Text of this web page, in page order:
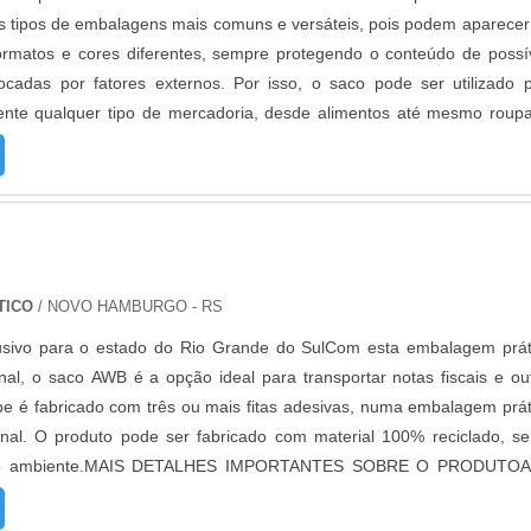
tipos de embalagens mais comuns e versáteis, pois podem
e cores diferentes, sempre protegendo o conteúdo de
por fatores externos. Por isso, o saco pode ser utilizado
qualquer tipo de mercadoria, desde alimentos até mesmo
disso, a empresa personaliza com etiqueta adesiva, assim o
embalagem personalizada produzindo pequenas quantidades com
para realçar o produto.MAIS INFORMAÇÕES
tempo. É por isso que o saco personalizado é conhecido como
de produtos que precisem de segurança extra, a indicação é
este adesivo, é necessário danificar a embalagem para violá-lo.
precisam ser acessados diversas vezes, a recomendação é
e fecha.ALTA QUALIDADE EM SACO PE PERSONALIZADO
do Plástico passou a contratar a produção com fábricas ainda
reduzidos. Aumentando, assim, o mix de sacos a pronta
/ NOVO HAMBURGO - RS
para o estado do Rio Grande do SulCom esta embalagem
o saco AWB é a opção ideal para transportar notas fiscais e
é fabricado com três ou mais fitas adesivas, numa embalagem
O produto pode ser fabricado com material 100% reciclado,
DETALHES IMPORTANTES SOBRE O
como envelope canguru, pode ser fabricado transparente
com a necessidade do cliente. É uma embalagem bastante